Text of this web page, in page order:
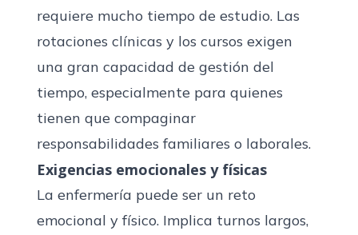
requiere mucho tiempo de estudio. Las
rotaciones clínicas y los cursos exigen
una gran capacidad de gestión del
tiempo, especialmente para quienes
tienen que compaginar
responsabilidades familiares o laborales.
Exigencias emocionales y físicas
La enfermería puede ser un reto
emocional y físico. Implica turnos largos,